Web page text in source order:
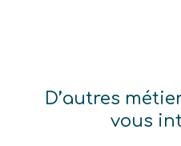
D’autres
vous